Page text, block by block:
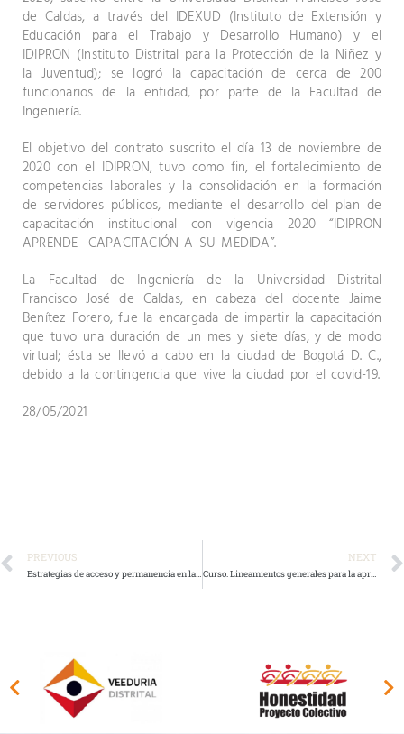
de Caldas, a través del IDEXUD (Instituto de Extensión y
Educación para el Trabajo y Desarrollo Humano) y el
IDIPRON (Instituto Distrital para la Protección de la Niñez y
la Juventud); se logró la capacitación de cerca de 200
funcionarios de la entidad, por parte de la Facultad de
Ingeniería.
El objetivo del contrato suscrito el día 13 de noviembre de
2020 con el IDIPRON, tuvo como fin, el fortalecimiento de
competencias laborales y la consolidación en la formación
de servidores públicos, mediante el desarrollo del plan de
capacitación institucional con vigencia 2020 “IDIPRON
APRENDE- CAPACITACIÓN A SU MEDIDA”.
La Facultad de Ingeniería de la Universidad Distrital
Francisco José de Caldas, en cabeza del docente Jaime
Benítez Forero, fue la encargada de impartir la capacitación
que tuvo una duración de un mes y siete días, y de modo
virtual; ésta se llevó a cabo en la ciudad de Bogotá D. C.,
debido a la contingencia que vive la ciudad por el covid-19.
28/05/2021
PREVIOUS NEXT
Curso: Lineamientos generales para la apropiación institucional y la lucha anticorrupción